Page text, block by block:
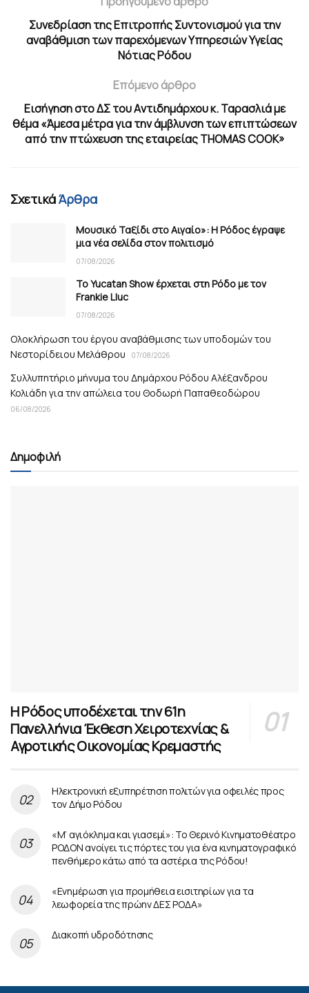
Συνεδρίαση της Επιτροπής Συντονισμού για την
αναβάθμιση των παρεχόμενων Υπηρεσιών Υγείας
Νότιας Ρόδου
Επόμενο άρθρο
Εισήγηση στο ΔΣ του Aντιδημάρχου κ. Ταρασλιά με
θέμα «Άμεσα μέτρα για την άμβλυνση των επιπτώσεων
από την πτώχευση της εταιρείας THOMAS COOK»
ΣχετικάΆρθρα
Μουσικό Ταξίδι στο Αιγαίο»: Η Ρόδος έγραψε
μια νέα σελίδα στον πολιτισμό
07/08/2026
Το Yucatan Show έρχεται στη Ρόδο με τον
Frankie Lluc
07/08/2026
Ολοκλήρωση του έργου αναβάθμισης των υποδομών του
Νεστορίδειου Μελάθρου
07/08/2026
Συλλυπητήριο μήνυμα του Δημάρχου Ρόδου Αλέξανδρου
Κολιάδη για την απώλεια του Θοδωρή Παπαθεοδώρου
06/08/2026
Δημοφιλή
Η Ρόδος υποδέχεται την 61η
Πανελλήνια Έκθεση Χειροτεχνίας &
Αγροτικής Οικονομίας Κρεμαστής
Ηλεκτρονική εξυπηρέτηση πολιτών για οφειλές προς
τον Δήμο Ρόδου
«Μ’ αγιόκλημα και γιασεμί»: Το Θερινό Κινηματοθέατρο
ΡΟΔΟΝ ανοίγει τις πόρτες του για ένα κινηματογραφικό
πενθήμερο κάτω από τα αστέρια της Ρόδου!
«Ενημέρωση για προμήθεια εισιτηρίων για τα
λεωφορεία της πρώην ΔΕΣ ΡΟΔΑ»
Διακοπή υδροδότησης